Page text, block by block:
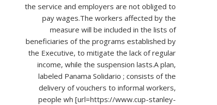
the service and employers are not obliged to
pay wages.The workers affected by the
measure will be included in the lists of
beneficiaries of the programs established by
the Executive, to mitigate the lack of regular
income, while the suspension lasts.A plan,
labeled Panama Solidario ; consists of the
delivery of vouchers to informal workers,
people wh [url=https://www.cup-stanley-